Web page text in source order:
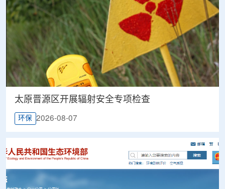
太原晋源区开展辐射安全专项检查
环保 2026-08-07